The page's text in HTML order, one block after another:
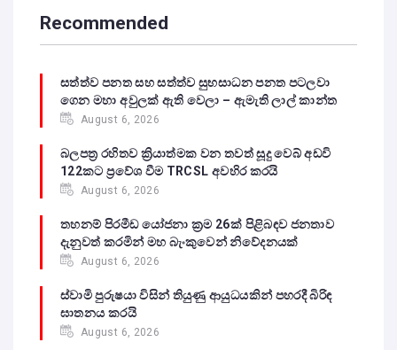
Recommended
සත්ත්ව පනත සහ සත්ත්ව සුභසාධන පනත පටලවා
ගෙන මහා අවුලක් ඇති වෙලා – ඇමැති ලාල් කාන්ත
August 6, 2026
බලපත්‍ර රහිතව ක්‍රියාත්මක වන තවත් සූදු වෙබ් අඩවි
122කට ප්‍රවේශ වීම TRCSL අවහිර කරයි
August 6, 2026
තහනම් පිරමීඩ යෝජනා ක්‍රම 26ක් පිළිබඳව ජනතාව
දැනුවත් කරමින් මහ බැංකුවෙන් නිවේදනයක්
August 6, 2026
ස්වාමි පුරුෂයා විසින් තියුණු ආයුධයකින් පහරදී බිරිඳ
ඝාතනය කරයි
August 6, 2026